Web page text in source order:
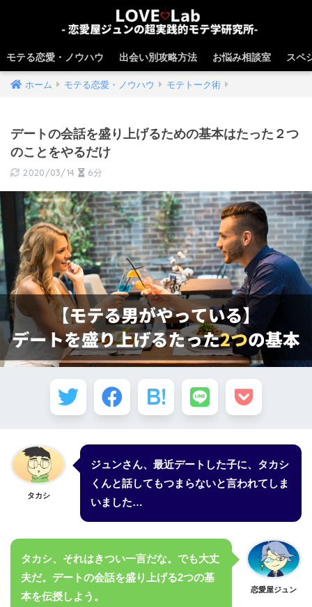
モテる恋愛・ノウハウ 出会い別攻略方法 お悩み相談室 スペ
ホーム モテる恋愛・ノウハウ モテトーク術
デートの会話を盛り上げるための基本はたった２つ
のことをやるだけ
2020/03/14 6分
タカシ
ジュンさん、最近デートした子に、タカシ
くんと話してもつまらないと言われてしま
いました…
タカシ、それはきつい一言だな。でも大丈
夫だ。デートの会話を盛り上げる2つの基
本を伝授しよう。
恋愛屋ジュン